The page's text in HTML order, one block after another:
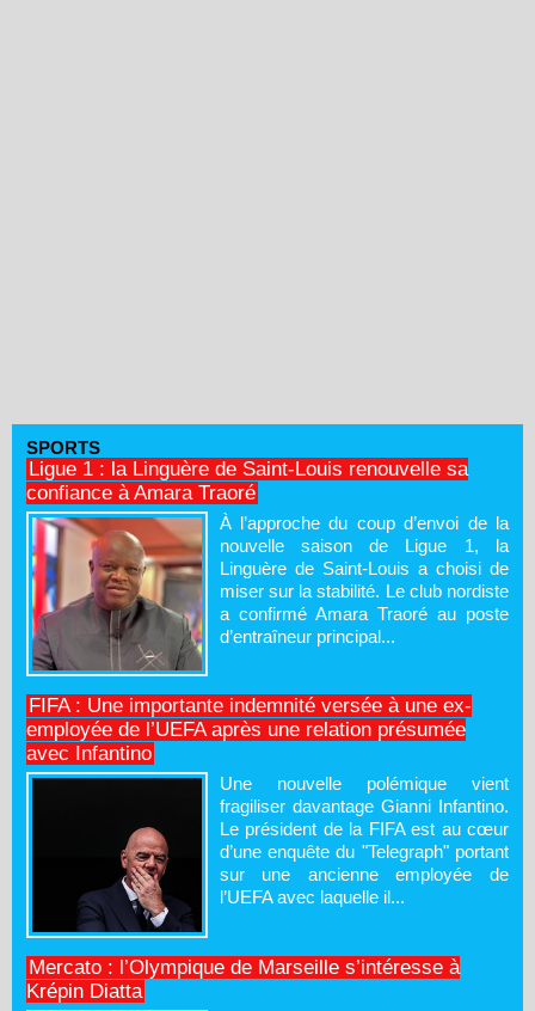
SPORTS
Ligue 1 : la Linguère de Saint-Louis renouvelle sa
confiance à Amara Traoré
À l’approche du coup d’envoi de la
nouvelle saison de Ligue 1, la
Linguère de Saint-Louis a choisi de
miser sur la stabilité. Le club nordiste
a confirmé Amara Traoré au poste
d’entraîneur principal...
FIFA : Une importante indemnité versée à une ex-
employée de l’UEFA après une relation présumée
avec Infantino
Une nouvelle polémique vient
fragiliser davantage Gianni Infantino.
Le président de la FIFA est au cœur
d’une enquête du "Telegraph" portant
sur une ancienne employée de
l’UEFA avec laquelle il...
Mercato : l’Olympique de Marseille s’intéresse à
Krépin Diatta